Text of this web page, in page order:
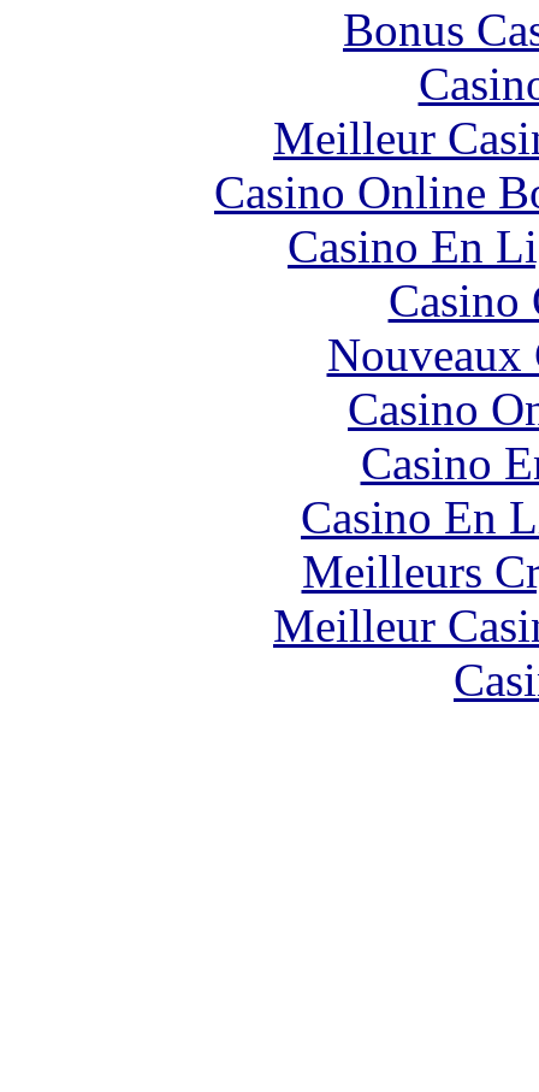
Bonus
Meilleur
Casino Online
Casino En
Nouveaux
Casino
Casino
Casino En
Meilleurs
Meilleur